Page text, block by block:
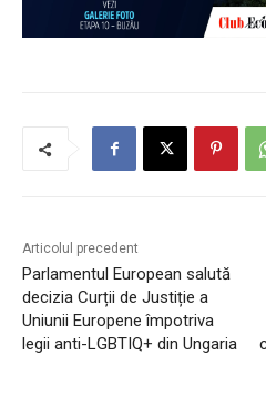
Articolul precedent
Parlamentul European salută
decizia Curții de Justiție a
Uniunii Europene împotriva
legii anti-LGBTIQ+ din Ungaria